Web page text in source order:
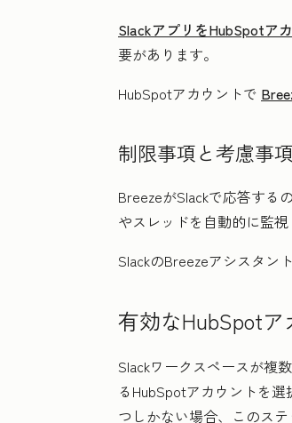
SlackアプリをHubSpotア
要があります。
HubSpotアカウントで
制限事項と考慮事
BreezeがSlackで応答する
やスレッドを自動的に監視
SlackのBreezeアシスタン
有効なHubSpot
Slackワークスペースが複
るHubSpotアカウントを
つしかない場合、このステ